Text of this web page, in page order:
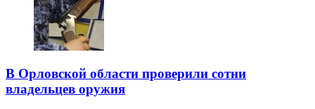
В Орловской области проверили сотни
владельцев оружия